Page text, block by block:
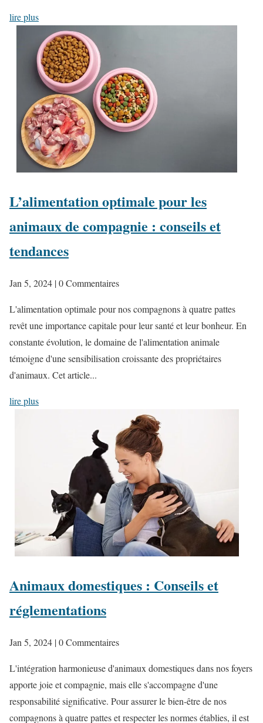
lire plus
L’alimentation optimale pour les
animaux de compagnie : conseils et
tendances
Jan 5, 2024 | 0 Commentaires
L'alimentation optimale pour nos compagnons à quatre pattes
revêt une importance capitale pour leur santé et leur bonheur. En
constante évolution, le domaine de l'alimentation animale
témoigne d'une sensibilisation croissante des propriétaires
d'animaux. Cet article...
lire plus
Animaux domestiques : Conseils et
réglementations
Jan 5, 2024 | 0 Commentaires
L'intégration harmonieuse d'animaux domestiques dans nos foyers
apporte joie et compagnie, mais elle s'accompagne d'une
responsabilité significative. Pour assurer le bien-être de nos
compagnons à quatre pattes et respecter les normes établies, il est